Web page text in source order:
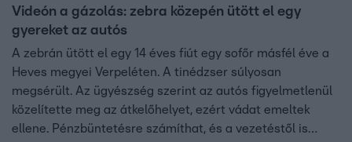
Videón a gázolás: zebra közepén ütött el egy
gyereket az autós
A zebrán ütött el egy 14 éves fiút egy sofőr másfél éve a
Heves megyei Verpeléten. A tinédzser súlyosan
megsérült. Az ügyészség szerint az autós figyelmetlenül
közelítette meg az átkelőhelyet, ezért vádat emeltek
ellene. Pénzbüntetésre számíthat, és a vezetéstől is